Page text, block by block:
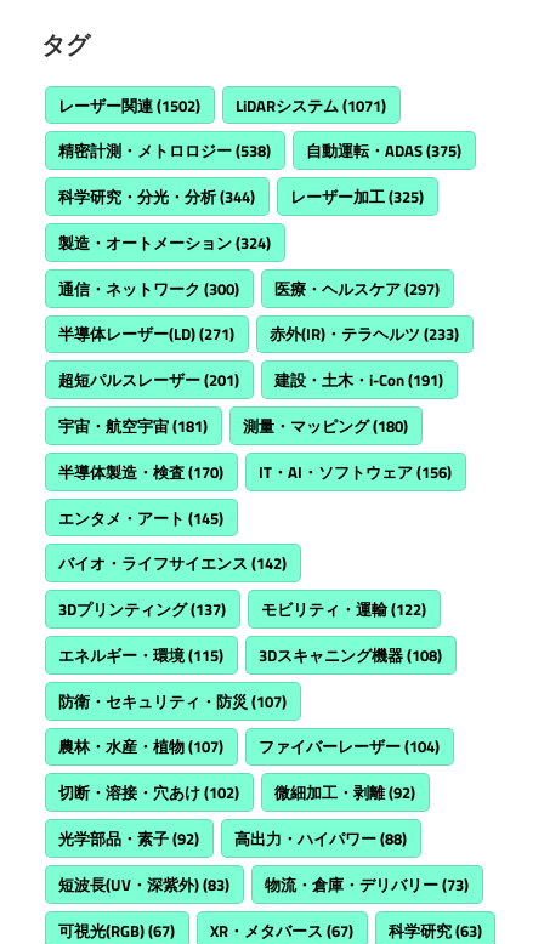
タグ
レーザー関連(1502) LiDARシステム(1071)
精密計測・メトロロジー(538) 自動運転・ADAS(375)
科学研究・分光・分析(344) レーザー加工(325)
製造・オートメーション(324)
通信・ネットワーク (300) 医療・ヘルスケア(297)
半導体レーザー(LD)(271) 赤外(IR)・テラヘルツ (233)
超短パルスレーザー(201) 建設・土木・i-Con(191)
宇宙・航空宇宙(181) 測量・マッピング(180)
半導体製造・検査(170) IT・AI・ソフトウェア(156)
エンタメ・アート (145)
バイオ・ライフサイエンス (142)
3Dプリンティング(137) モビリティ・運輸(122)
エネルギー・環境(115) 3Dスキャニング機器(108)
防衛・セキュリティ・防災 (107)
農林・水産・植物(107) ファイバーレーザー(104)
切断・溶接・穴あけ(102) 微細加工・剥離(92)
光学部品・素子(92) 高出力・ハイパワー(88)
短波長(UV・深紫外)(83) 物流・倉庫・デリバリー(73)
可視光(RGB)(67) XR・メタバース (67) 科学研究(63)